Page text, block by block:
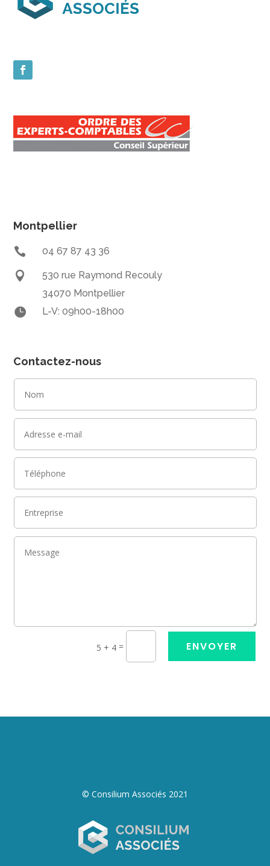
Montpellier
 04 67 87 43 36

530 rue Raymond Recouly
34070 Montpellier
 L-V: 09h00-18h00
Contactez-nous
5 + 4= ENVOYER
© Consilium Associés 2021